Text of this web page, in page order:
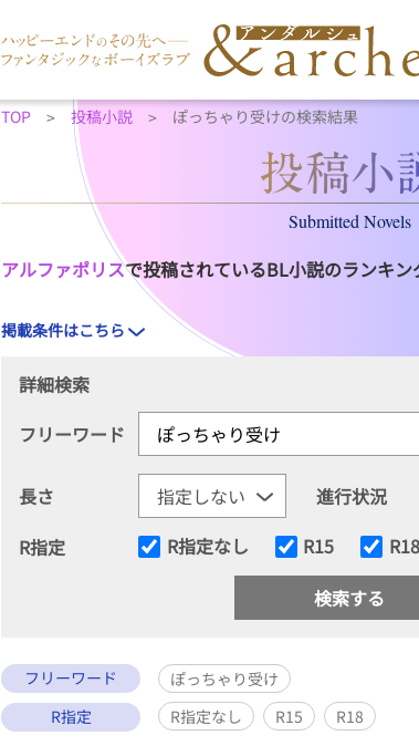
TOP 投稿小説 ぽっちゃり受けの検索結果
Submitted Novels
アルファポリスで投稿されているBL小説のランキン
掲載条件はこちら
詳細検索
フリーワード
長さ
進行状況
R指定
R指定なし R15 R18
フリーワード
ぽっちゃり受け
R指定
R指定なし R15 R18